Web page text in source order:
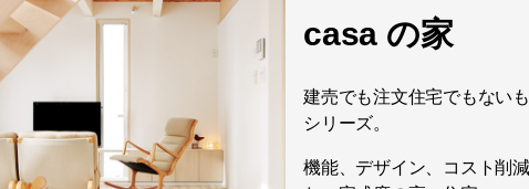
casa の家
建売でも注文住宅でもない
シリーズ。
機能、デザイン、コスト削